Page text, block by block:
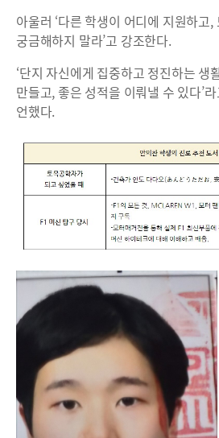
아울러 ‘다른 학생이 어디에 지원하고
궁금해하지 말라’고 강조한다.
‘단지 자신에게 집중하고 정진하는 생
만들고, 좋은 성적을 이뤄낼 수 있다’
언했다.